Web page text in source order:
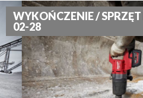
WYKOŃCZENIE /
02-28